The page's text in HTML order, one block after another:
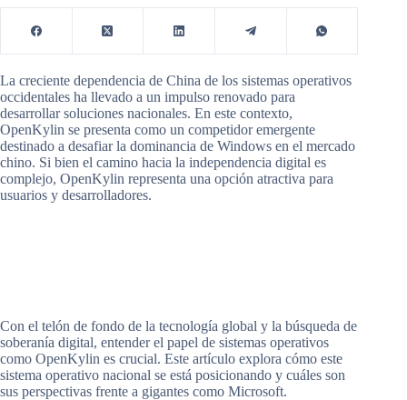
La creciente dependencia de China de los sistemas operativos
occidentales ha llevado a un impulso renovado para
desarrollar soluciones nacionales. En este contexto,
OpenKylin se presenta como un competidor emergente
destinado a desafiar la dominancia de Windows en el mercado
chino. Si bien el camino hacia la independencia digital es
complejo, OpenKylin representa una opción atractiva para
usuarios y desarrolladores.
Con el telón de fondo de la tecnología global y la búsqueda de
soberanía digital, entender el papel de sistemas operativos
como OpenKylin es crucial. Este artículo explora cómo este
sistema operativo nacional se está posicionando y cuáles son
sus perspectivas frente a gigantes como Microsoft.